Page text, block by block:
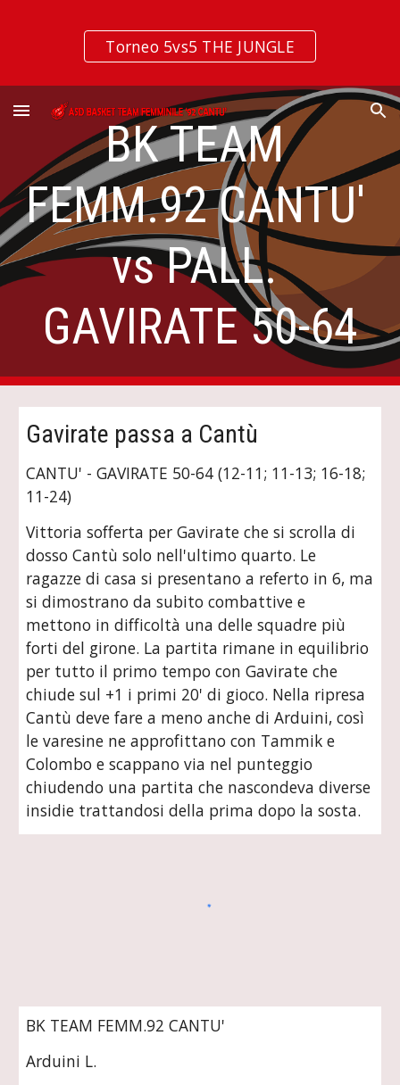
Skip to main content Skip to navigation
Torneo 5vs5 THE JUNGLE
BK TEAM
FEMM.92 CANTU'
vs PALL.
GAVIRATE 50-64
Gavirate passa a Cantù
CANTU' - GAVIRATE 50-64 (12-11; 11-13; 16-18;
11-24)
Vittoria sofferta per Gavirate che si scrolla di
dosso Cantù solo nell'ultimo quarto. Le
ragazze di casa si presentano a referto in 6, ma
si dimostrano da subito combattive e
mettono in difficoltà una delle squadre più
forti del girone. La partita rimane in equilibrio
per tutto il primo tempo con Gavirate che
chiude sul +1 i primi 20' di gioco. Nella ripresa
Cantù deve fare a meno anche di Arduini, così
le varesine ne approfittano con Tammik e
Colombo e scappano via nel punteggio
chiudendo una partita che nascondeva diverse
insidie trattandosi della prima dopo la sosta.
BK TEAM FEMM.92 CANTU'
Arduini L.